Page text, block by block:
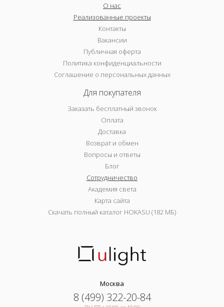
О нас
Реализованные проекты
Контакты
Вакансии
Публичная оферта
Политика конфиденциальности
Соглашение о персональных данных
Для покупателя
Заказать бесплатный звонок
Оплата
Доставка
Возврат и обмен
Вопросы и ответы
Блог
Сотрудничество
Академия света
Карта сайта
Скачать полный каталог HOKASU (182 МБ)
Москва
8 (499) 322-20-84